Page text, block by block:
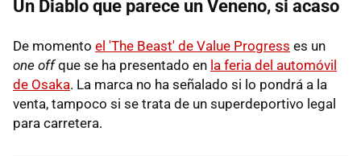
Un Diablo que parece un Veneno, si acaso
De momento el 'The Beast' de Value Progress es un
one offque se ha presentado en la feria del automóvil
de Osaka. La marca no ha señalado si lo pondrá a la
venta, tampoco si se trata de un superdeportivo legal
para carretera.